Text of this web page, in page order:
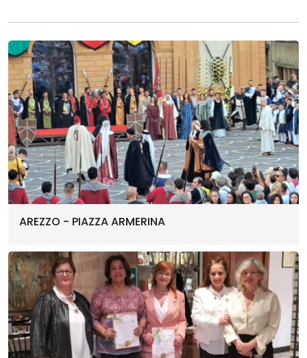
AREZZO - PIAZZA ARMERINA